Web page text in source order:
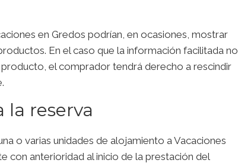
en Gredos podrían, en ocasiones, mostrar
En el caso que la información facilitada no
el comprador tendrá derecho a rescindir
la reserva
o varias unidades de alojamiento a Vacaciones
con anterioridad al inicio de la prestación del